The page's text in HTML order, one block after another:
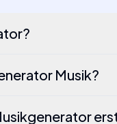
Musik?